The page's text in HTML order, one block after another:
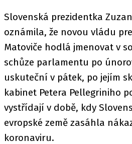
Slovenská prezidentka
oznámila, že novou vládu
Matoviče hodlá jmenovat v
schůze parlamentu po
uskuteční v pátek, po jejím
kabinet Petera Pellegriniho
vystřídají v době, kdy
evropské země zasáhla
koronaviru.